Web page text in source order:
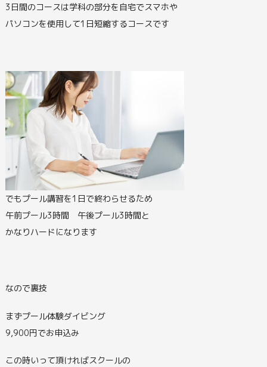
3日間のコースは学科の部分を自宅でスマホや
パソコンを使用して1日短縮するコースです
でもプール講習を1日で終わらせるため
午前プール3時間 午後プール3時間と
かなりハードになります
なので裏技
まずプール体験ダイビング
9,900円でお申込み
この時いって頂ければスクールの